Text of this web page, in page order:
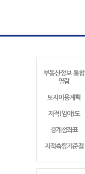
부동산정보 통합
열람
토지이용계획
지적(임야)도
경계점좌표
지적측량기준점